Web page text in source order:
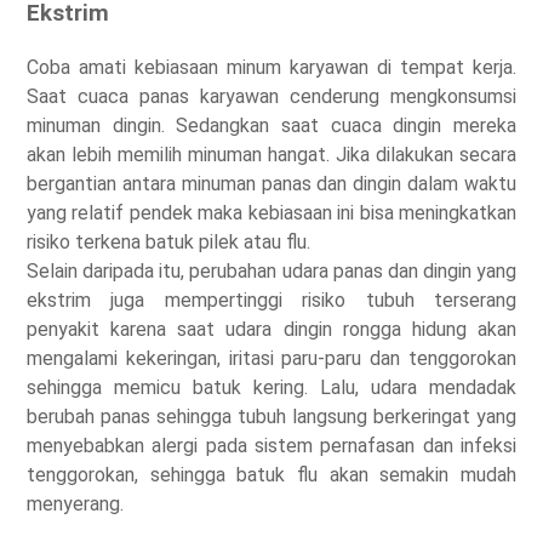
Ekstrim
Coba amati kebiasaan minum karyawan di tempat kerja.
Saat cuaca panas karyawan cenderung mengkonsumsi
minuman dingin. Sedangkan saat cuaca dingin mereka
akan lebih memilih minuman hangat. Jika dilakukan secara
bergantian antara minuman panas dan dingin dalam waktu
yang relatif pendek maka kebiasaan ini bisa meningkatkan
risiko terkena batuk pilek atau flu.
Selain daripada itu, perubahan udara panas dan dingin yang
ekstrim juga mempertinggi risiko tubuh terserang
penyakit karena saat udara dingin rongga hidung akan
mengalami kekeringan, iritasi paru-paru dan tenggorokan
sehingga memicu batuk kering. Lalu, udara mendadak
berubah panas sehingga tubuh langsung berkeringat yang
menyebabkan alergi pada sistem pernafasan dan infeksi
tenggorokan, sehingga batuk flu akan semakin mudah
menyerang.